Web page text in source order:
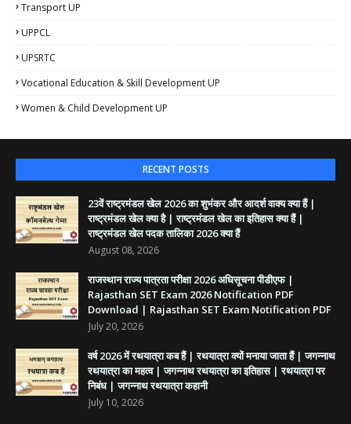
Transport UP
UPPCL
UPSRTC
Vocational Education & Skill Development UP
Women & Child Development UP
RECENT POSTS
23वें राष्ट्रमंडल खेल 2026 का शुभंकर और आदर्श वाक्य क्या हैं |
राष्ट्रमंडल खेल क्या है | राष्ट्रमंडल खेल का इतिहास क्या हैं |
राष्ट्रमंडल खेल पदक तालिका 2026 क्या हैं
August 08, 2026
राजस्थान राज्य पात्रता परीक्षा 2026 अधिसूचना पीडीएफ |
Rajasthan SET Exam 2026 Notification PDF
Download | Rajasthan SET Exam Notification PDF
July 20, 2026
वर्ष 2026 में रथयात्रा कब हैं | रथयात्रा क्यों मनाया जाता हैं | जगन्नाथ
रथयात्रा का महत्व | जगन्नाथ रथयात्रा का इतिहास | रथयात्रा पर
निबंध | जगन्नाथ रथयात्रा कहानी
July 10, 2026